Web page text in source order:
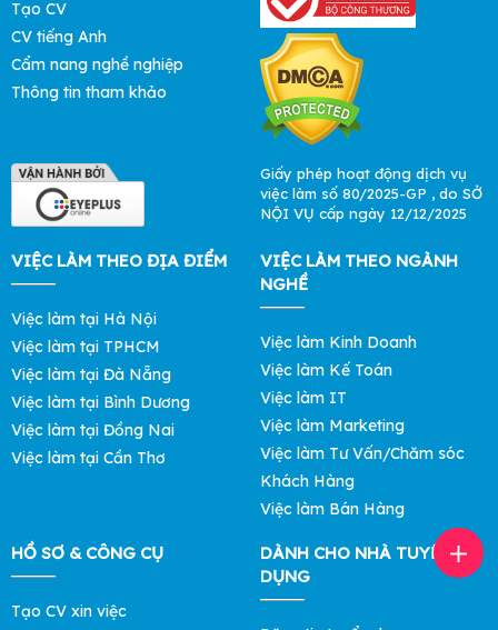
Tạo CV
CV tiếng Anh
Cẩm nang nghề nghiệp
Thông tin tham khảo
Giấy phép hoạt động dịch vụ
việc làm số 80/2025-GP , do SỞ
NỘI VỤ cấp ngày 12/12/2025
VIỆC LÀM THEO ĐỊA ĐIỂM
Việc làm tại Hà Nội
Việc làm tại TPHCM
Việc làm tại Đà Nẵng
Việc làm tại Bình Dương
Việc làm tại Đồng Nai
Việc làm tại Cần Thơ
VIỆC LÀM THEO NGÀNH
NGHỀ
Việc làm Kinh Doanh
Việc làm Kế Toán
Việc làm IT
Việc làm Marketing
Việc làm Tư Vấn/Chăm sóc
Khách Hàng
Việc làm Bán Hàng
HỒ SƠ & CÔNG CỤ
Tạo CV xin việc
DÀNH CHO NHÀ TUYỂN
DỤNG